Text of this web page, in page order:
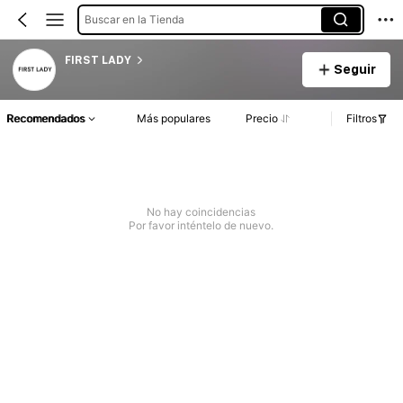
Buscar en la Tienda
FIRST LADY
Seguir
Recomendados Más populares Precio Filtros
No hay coincidencias
Por favor inténtelo de nuevo.